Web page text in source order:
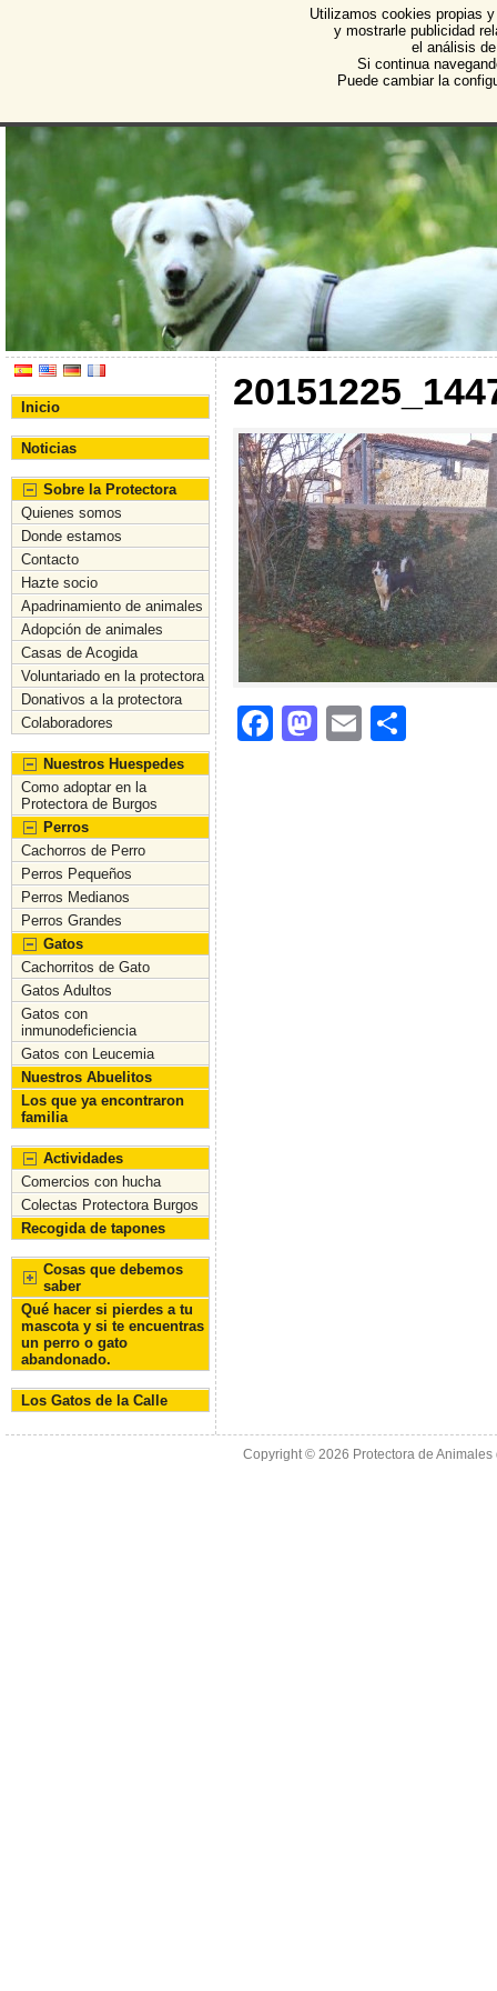
Protectora de Animales
Asociación Protectora de Animales y Plantas de
Inicio
Noticias
Sobre la Protectora
Quienes somos
Donde estamos
Contacto
Hazte socio
Apadrinamiento de animales
Adopción de animales
Casas de Acogida
Voluntariado en la protectora
Donativos a la protectora
Colaboradores
Nuestros Huespedes
Como adoptar en la
Protectora de Burgos
Perros
Cachorros de Perro
Perros Pequeños
Perros Medianos
Perros Grandes
Gatos
Cachorritos de Gato
Gatos Adultos
Gatos con
inmunodeficiencia
Gatos con Leucemia
Nuestros Abuelitos
Los que ya encontraron
familia
Actividades
Comercios con hucha
Colectas Protectora Burgos
Recogida de tapones
Cosas que debemos
saber
Qué hacer si pierdes a tu
mascota y si te encuentras
un perro o gato
abandonado.
Los Gatos de la Calle
F
M
E
Copyright © 2026 Protectora de Animales
Utilizamos cookies propias
y mostrarle publicidad
el análisis
Si continua
Puede cambiar la